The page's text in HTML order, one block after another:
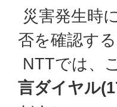
災害発生時
否を確認す
NTTでは、
言ダイヤル